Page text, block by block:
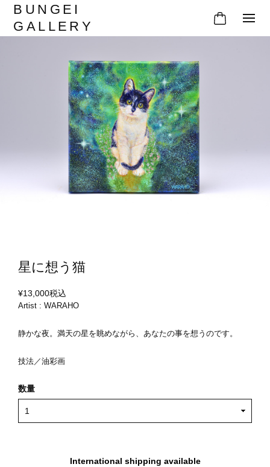
BUNGEI
GALLERY
星に想う猫
¥13,000税込
Artist : WARAHO
静かな夜。満天の星を眺めながら、あなたの事を想うのです。
技法／油彩画
数量
International shipping available